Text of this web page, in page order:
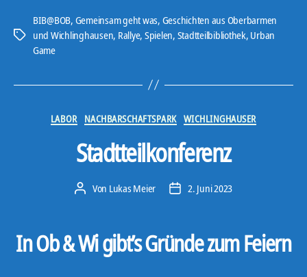
-
a
Schlagwörter
BIB@BOB, Gemeinsam geht was, Geschichten aus Oberbarmen
und Wichlinghausen, Rallye, Spielen, Stadtteilbibliothek, Urban
Game
Kategorien
LABOR NACHBARSCHAFTSPARK WICHLINGHAUSER
Stadtteilkonferenz
Beitragsautor
Von Lukas Meier Veröffentlichungsdatum
2. Juni 2023
In Ob & Wi gibt’s Gründe zum Feiern